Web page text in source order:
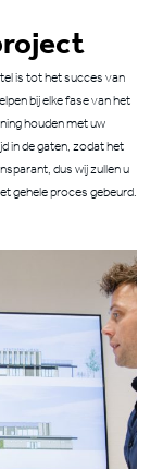
is tot het succes van
bij elke fase van het
houden met uw
in de gaten, zodat het
dus wij zullen u
gehele proces gebeurd.